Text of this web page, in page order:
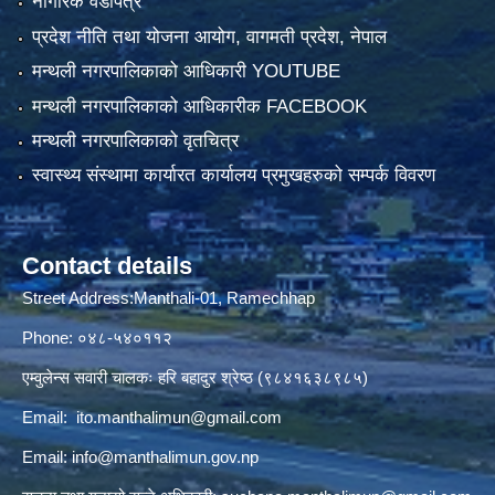
प्रदेश नीति तथा योजना आयोग, वागमती प्रदेश, नेपाल
मन्थली नगरपालिकाको आधिकारी YOUTUBE
मन्थली नगरपालिकाको आधिकारीक FACEBOOK
मन्थली नगरपालिकाको वृतचित्र
स्वास्थ्य संस्थामा कार्यारत कार्यालय प्रमुखहरुको सम्पर्क विवरण
Contact details
Street Address:Manthali-01, Ramechhap
Phone: ०४८-५४०११२
एम्वुलेन्स सवारी चालकः हरि बहादुर श्रेष्ठ (९८४१६३८९८५)
Email:ito.manthalimun@gmail.com
Email:info@manthalimun.gov.np